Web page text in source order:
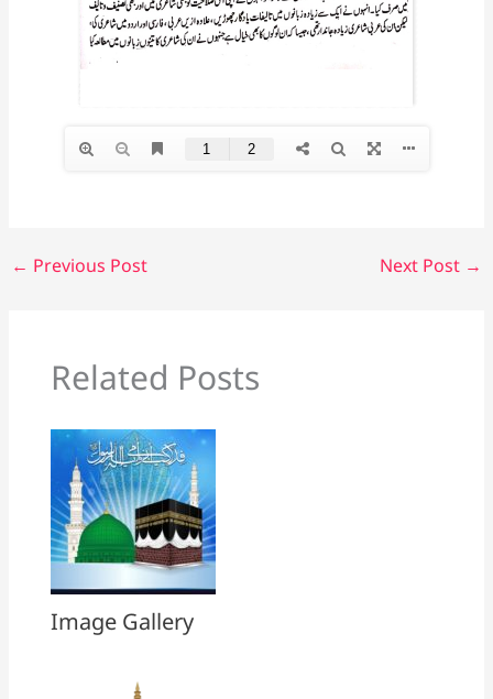
← Previous Post Next Post →
Related Posts
Image Gallery